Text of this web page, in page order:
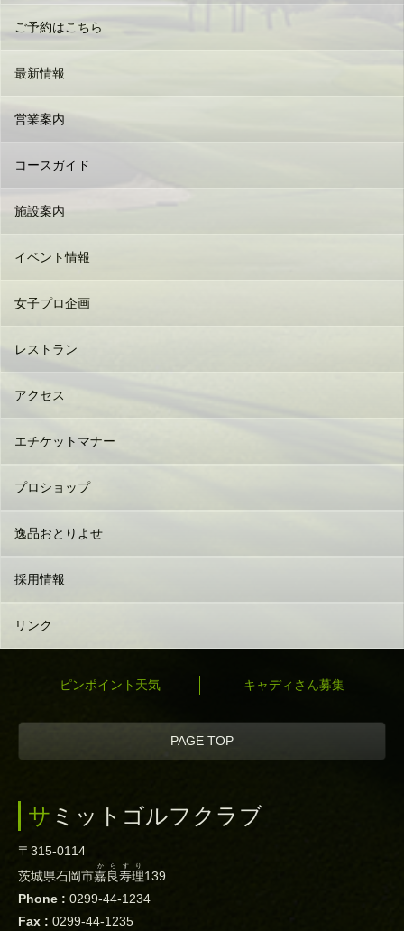
ご予約はこちら
最新情報
営業案内
コースガイド
施設案内
イベント情報
女子プロ企画
レストラン
アクセス
エチケットマナー
プロショップ
逸品おとりよせ
採用情報
リンク
ピンポイント天気 キャディさん募集
PAGE TOP
サミットゴルフクラブ
〒315-0114
茨城県石岡市嘉良寿理
からすり
139
Phone : 0299-44-1234
Fax : 0299-44-1235